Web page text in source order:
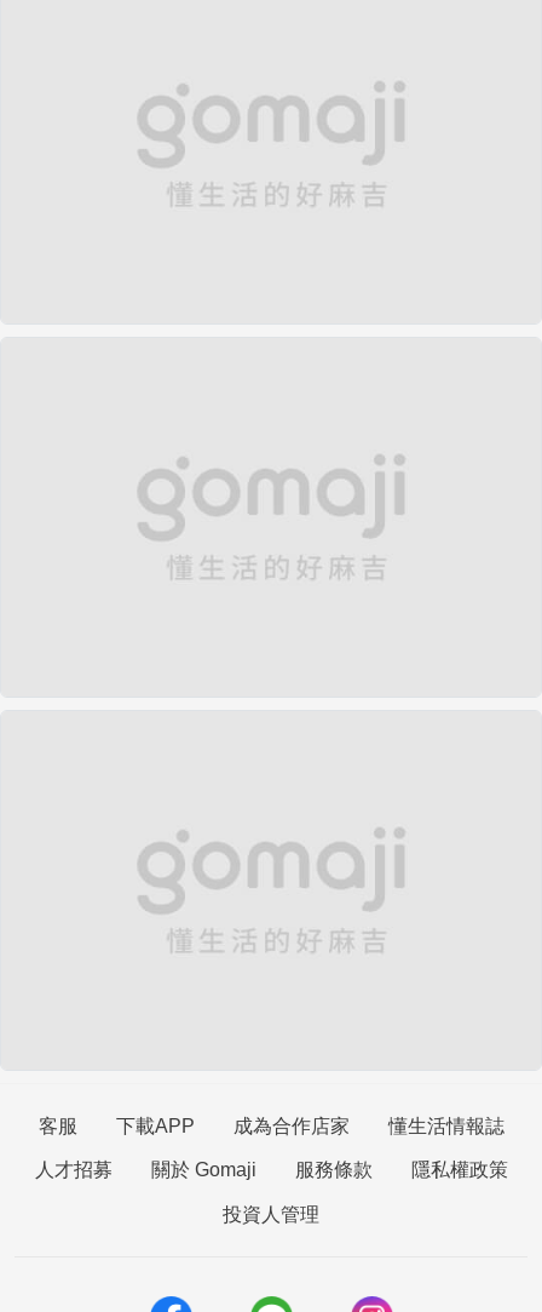
客服 下載APP 成為合作店家 懂生活情報誌
人才招募 關於 Gomaji 服務條款 隱私權政策
投資人管理